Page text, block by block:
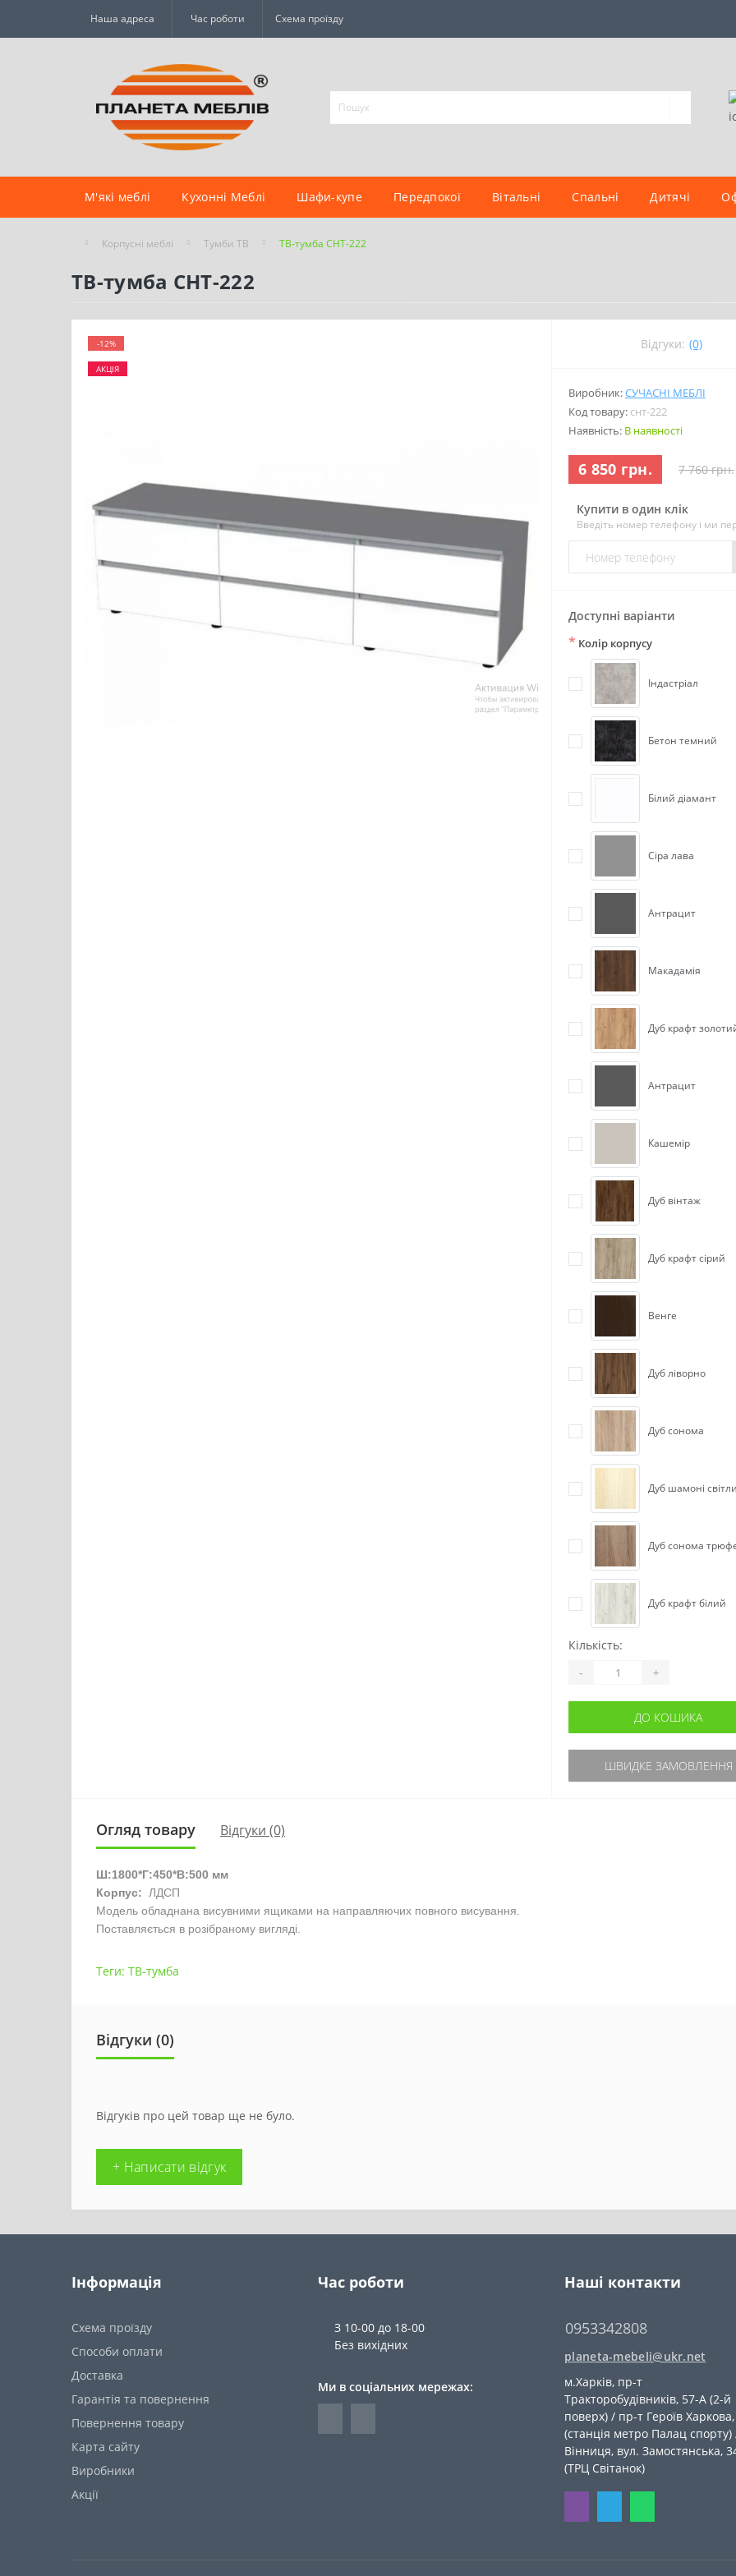
Наша адреса Час роботи Схема проїзду
М'які меблі Кухонні Меблі Шафи-купе Передпокої Вітальні Спальні Дитячі
Корпусні меблі Тумби ТВ ТВ-тумба CHT-222
ТВ-тумба СНТ-222
-12%
АКЦІЯ
Відгуки: (0)
Виробник:СУЧАСНІ МЕБЛІ
Код товару: снт-222
Наявність: В наявності
6 850 грн. 7 760 грн.
Купити в один клік
Введіть номер телефону і ми
Доступні варіанти
* Колір корпусу
Індастріал
Бетон темний
Білий діамант
Сіра лава
Антрацит
Макадамія
Дуб крафт
Антрацит
Кашемір
Дуб вінтаж
Дуб крафт сірий
Венге
Дуб ліворно
Дуб сонома
Дуб шамоні
Дуб сонома
Дуб крафт білий
Кількість:
- +
ДО КОШИКА
ШВИДКЕ ЗАМОВЛЕННЯ
Огляд товару Відгуки (0)
Ш:1800*Г:450*В:500 мм
Корпус: ЛДСП
Модель обладнана висувними ящиками на направляючих повного висування.
Поставляється в розібраному вигляді.
Теги: ТВ-тумба
Відгуки (0)
Відгуків про цей товар ще не було.
+ Написати відгук
Інформація
Схема проїзду
Способи оплати
Доставка
Гарантія та повернення
Повернення товару
Карта сайту
Виробники
Акції
Час роботи
З 10-00 до 18-00
Без вихідних
Ми в соціальних мережах:
Наші контакти
0953342808
planeta-mebeli@ukr.net
м.Харків, пр-т
Тракторобудівників, 57-А (2-й
поверх) / пр-т Героїв
(станція метро Палац
Вiнниця, вул. Замостянська,
(ТРЦ Світанок)